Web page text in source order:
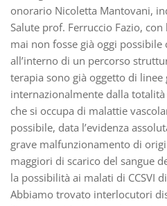
onorario Nicoletta Mantovani,
Salute prof. Ferruccio Fazio,
mai non fosse già oggi possibile
all’interno di un percorso
terapia sono già oggetto di linee
internazionalmente dalla
che si occupa di malattie
possibile, data l’evidenza
grave malfunzionamento di
maggiori di scarico del sangue
la possibilità ai malati di CCSVI
Abbiamo trovato interlocutori